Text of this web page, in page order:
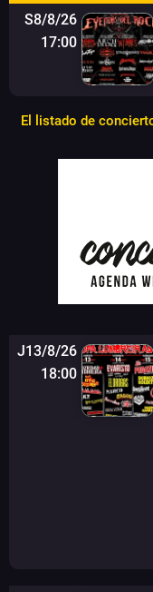
S8/8/26
17:00
El listado de
J13/8/26
18:00